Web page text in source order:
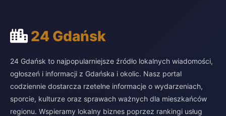
24 Gdańsk
24 Gdańsk to najpopularniejsze źródło lokalnych wiadomości,
ogłoszeń i informacji z Gdańska i okolic. Nasz portal
codziennie dostarcza rzetelne informacje o wydarzeniach,
sporcie, kulturze oraz sprawach ważnych dla mieszkańców
regionu. Wspieramy lokalny biznes poprzez rankingi usług